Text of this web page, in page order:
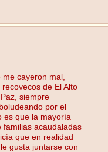
cayeron mal,
de El Alto
siempre
por el
es que la mayoría
familias acaudaladas
que en realidad
gusta juntarse con